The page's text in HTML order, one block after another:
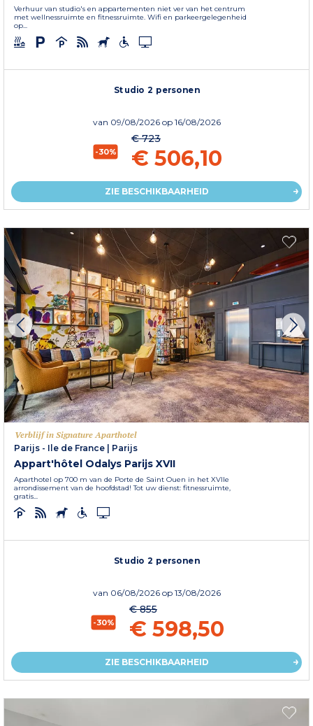
Verhuur van studio's en appartementen niet ver van het centrum
met wellnessruimte en fitnessruimte. Wifi en parkeergelegenheid
op...
Studio 2 personen
van 09/08/2026 op 16/08/2026
-30%
€ 723
€ 506,10
ZIE BESCHIKBAARHEID
Verblijf in Signature Aparthotel
Parijs - Ile de France
Parijs
Appart'hôtel Odalys Parijs XVII
Aparthotel op 700 m van de Porte de Saint Ouen in het XVIIe
arrondissement van de hoofdstad! Tot uw dienst: fitnessruimte,
gratis...
Studio 2 personen
van 06/08/2026 op 13/08/2026
-30%
€ 855
€ 598,50
ZIE BESCHIKBAARHEID